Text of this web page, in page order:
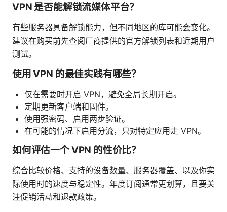
VPN 是否能解锁流媒体平台？
有些服务器具备解锁能力，但不同地区的库可能会变化。
建议在购买前先查阅厂商提供的官方解锁列表和近期用户
测试。
使用 VPN 的最佳实践有哪些？
仅在需要时开启 VPN，避免全局长期开启。
定期更新客户端和固件。
使用强密码、启用两步验证。
在可能的情况下启用分流，只对特定应用走 VPN。
如何评估一个 VPN 的性价比？
综合比较价格、支持的设备数量、服务器覆盖、以及你实
际使用时的速度与稳定性。年度订阅通常更划算，且要关
注促销活动和退款政策。